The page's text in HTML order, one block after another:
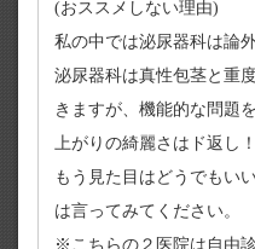
(おススメしない理由)
私の中では泌尿器科は論外
泌尿器科は真性包茎と重
きますが、機能的な問題
上がりの綺麗さはド返し！
もう見た目はどうでもい
は言ってみてください。
※こちらの２医院は自由